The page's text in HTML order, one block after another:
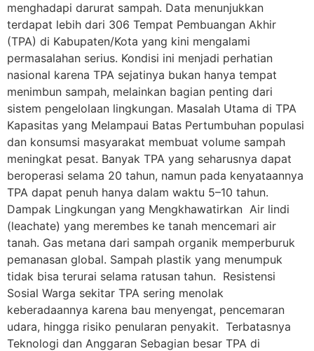
menghadapi darurat sampah. Data menunjukkan
terdapat lebih dari 306 Tempat Pembuangan Akhir
(TPA) di Kabupaten/Kota yang kini mengalami
permasalahan serius. Kondisi ini menjadi perhatian
nasional karena TPA sejatinya bukan hanya tempat
menimbun sampah, melainkan bagian penting dari
sistem pengelolaan lingkungan. Masalah Utama di TPA
Kapasitas yang Melampaui Batas Pertumbuhan populasi
dan konsumsi masyarakat membuat volume sampah
meningkat pesat. Banyak TPA yang seharusnya dapat
beroperasi selama 20 tahun, namun pada kenyataannya
TPA dapat penuh hanya dalam waktu 5–10 tahun.
Dampak Lingkungan yang Mengkhawatirkan Air lindi
(leachate) yang merembes ke tanah mencemari air
tanah. Gas metana dari sampah organik memperburuk
pemanasan global. Sampah plastik yang menumpuk
tidak bisa terurai selama ratusan tahun. Resistensi
Sosial Warga sekitar TPA sering menolak
keberadaannya karena bau menyengat, pencemaran
udara, hingga risiko penularan penyakit. Terbatasnya
Teknologi dan Anggaran Sebagian besar TPA di